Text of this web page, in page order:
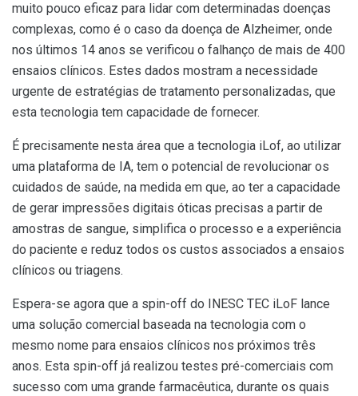
muito pouco eficaz para lidar com determinadas doenças
complexas, como é o caso da doença de Alzheimer, onde
nos últimos 14 anos se verificou o falhanço de mais de 400
ensaios clínicos. Estes dados mostram a necessidade
urgente de estratégias de tratamento personalizadas, que
esta tecnologia tem capacidade de fornecer.
É precisamente nesta área que a tecnologia iLof, ao utilizar
uma plataforma de IA, tem o potencial de revolucionar os
cuidados de saúde, na medida em que, ao ter a capacidade
de gerar impressões digitais óticas precisas a partir de
amostras de sangue, simplifica o processo e a experiência
do paciente e reduz todos os custos associados a ensaios
clínicos ou triagens.
Espera-se agora que a spin-off do INESC TEC iLoF lance
uma solução comercial baseada na tecnologia com o
mesmo nome para ensaios clínicos nos próximos três
anos. Esta spin-off já realizou testes pré-comerciais com
sucesso com uma grande farmacêutica, durante os quais